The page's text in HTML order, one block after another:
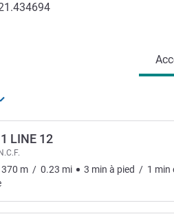
LINE 12
370 m / 0.23 mi 3 min à pied / 1 min